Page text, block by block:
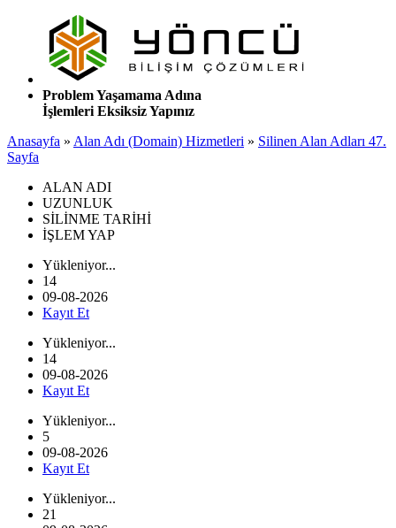
Problem Yaşamama Adına
İşlemleri Eksiksiz Yapınız
Anasayfa » Alan Adı (Domain) Hizmetleri » Silinen Alan Adları 47.
Sayfa
ALAN ADI
UZUNLUK
SİLİNME TARİHİ
İŞLEM YAP
Yükleniyor...
14
09-08-2026
Kayıt Et
Yükleniyor...
14
09-08-2026
Kayıt Et
Yükleniyor...
5
09-08-2026
Kayıt Et
Yükleniyor...
21